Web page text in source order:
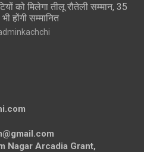
को मिलेगा तीलू रौतेली सम्मान, 35
होंगी सम्मानित
Nagar Arcadia Grant,